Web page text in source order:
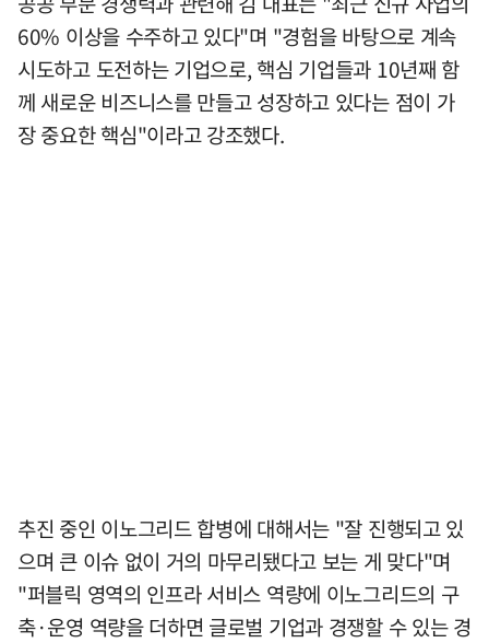
60% 이상을 수주하고 있다"며 "경험을 바탕으로 계속
시도하고 도전하는 기업으로, 핵심 기업들과 10년째 함
께 새로운 비즈니스를 만들고 성장하고 있다는 점이 가
장 중요한 핵심"이라고 강조했다.
추진 중인 이노그리드 합병에 대해서는 "잘 진행되고 있
으며 큰 이슈 없이 거의 마무리됐다고 보는 게 맞다"며
"퍼블릭 영역의 인프라 서비스 역량에 이노그리드의 구
축·운영 역량을 더하면 글로벌 기업과 경쟁할 수 있는 경